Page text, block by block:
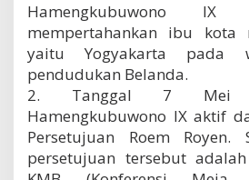
k
e
m
d
e
k
a
a
Hamengkubuwono
mempertahankan ibu kota
yaitu Yogyakarta
pendudukan Belanda.
2. Tanggal 7 Mei
Hamengkubuwono IX aktif
Persetujuan Roem
persetujuan tersebut